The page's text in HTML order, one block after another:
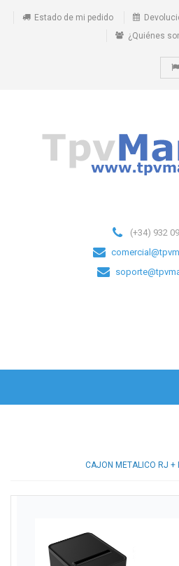
Estado de mi pedido
¿Quiénes
(+34) 932
CAJON METALICO RJ +